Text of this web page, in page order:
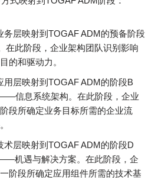
务层映射到TOGAF ADM的预备阶段
此阶段，企业架构团队识别影响
的和驱动力。
用层映射到TOGAF ADM的阶段B
信息系统架构。在此阶段，企业
段所确定业务目标所需的企业流
术层映射到TOGAF ADM的阶段D
机遇与解决方案。在此阶段，企
阶段所确定应用组件所需的技术基